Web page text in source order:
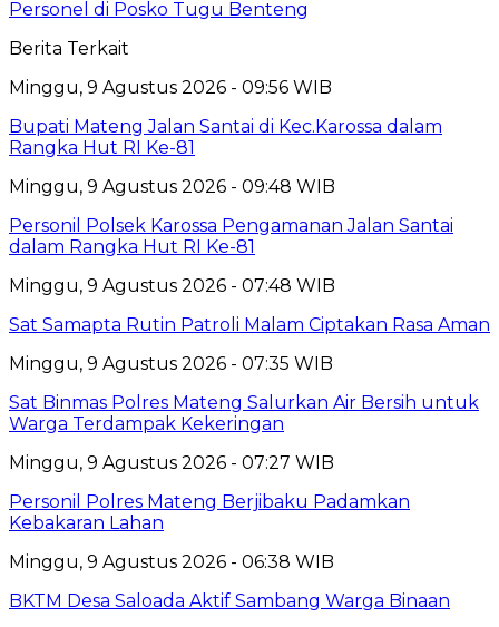
Personel di Posko Tugu Benteng
Berita Terkait
Minggu, 9 Agustus 2026 - 09:56 WIB
Bupati Mateng Jalan Santai di Kec.Karossa dalam
Rangka Hut RI Ke-81
Minggu, 9 Agustus 2026 - 09:48 WIB
Personil Polsek Karossa Pengamanan Jalan Santai
dalam Rangka Hut RI Ke-81
Minggu, 9 Agustus 2026 - 07:48 WIB
Sat Samapta Rutin Patroli Malam Ciptakan Rasa Aman
Minggu, 9 Agustus 2026 - 07:35 WIB
Sat Binmas Polres Mateng Salurkan Air Bersih untuk
Warga Terdampak Kekeringan
Minggu, 9 Agustus 2026 - 07:27 WIB
Personil Polres Mateng Berjibaku Padamkan
Kebakaran Lahan
Minggu, 9 Agustus 2026 - 06:38 WIB
BKTM Desa Saloada Aktif Sambang Warga Binaan